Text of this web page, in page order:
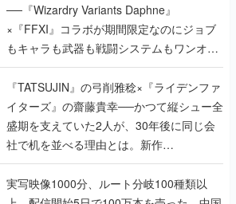
──『Wizardry Variants Daphne』
×『FFXI』コラボが期間限定なのにジョブ
もキャラも武器も戦闘システムもワンオフ
で作り込まれた理由を両ディレクターに聞
く
『TATSUJIN』の弓削雅稔×『ライデンファ
イターズ』の齋藤貴幸──かつて縦シュー全
盛期を支えていた2人が、30年後に同じ会
社で机を並べる理由とは。新作
『TATSUJIN EXTREME』で初タッグを組
んだレジェンド2人に訊く開発秘話
実写映像1000分、ルート分岐100種類以